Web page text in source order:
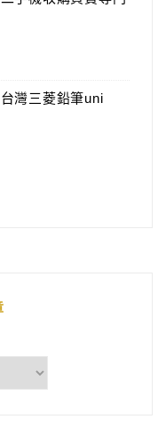
灣三菱鉛筆uni